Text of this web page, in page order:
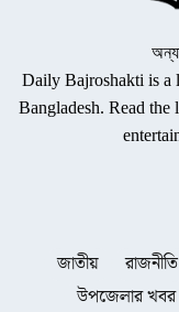
Daily Bajroshakti is a
Bangladesh. Read the
জাতীয় রাজনীতি
উপজেলার খবর